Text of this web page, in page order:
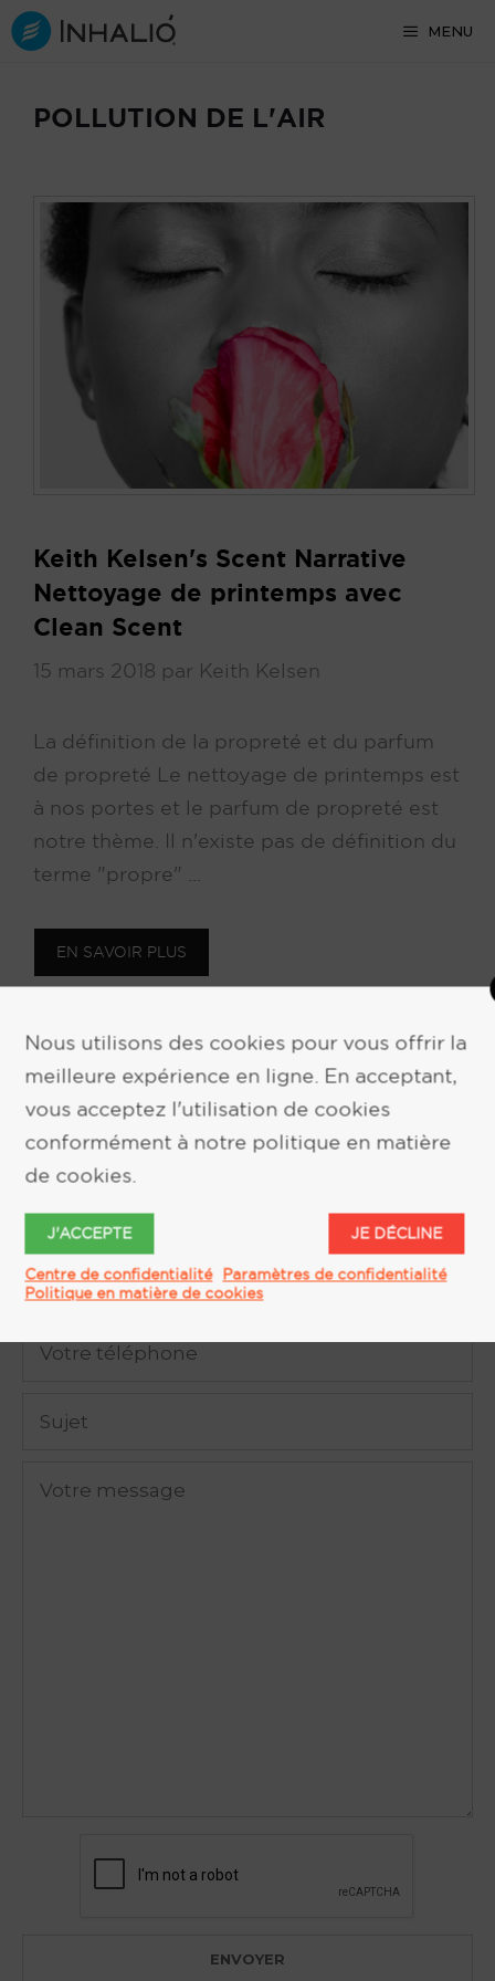
Skip
to
MENU
POLLUTION DE L'AIR
Keith Kelsen's Scent Narrative
Nettoyage de printemps avec
Clean Scent
15 mars 2018 par Keith Kelsen
La définition de la propreté et du parfum
de propreté Le nettoyage de printemps est
à nos portes et le parfum de propreté est
notre thème. Il n'existe pas de définition du
terme "propre" ...
EN SAVOIR PLUS
DEMANDE D'INFORMATION
Nous utilisons des cookies pour vous offrir la
meilleure expérience en ligne. En acceptant,
vous acceptez l'utilisation de cookies
conformément à notre politique en matière
de cookies.
J'ACCEPTE JE DÉCLINE
Centre de confidentialité Paramètres de confidentialité
Politique en matière de cookies